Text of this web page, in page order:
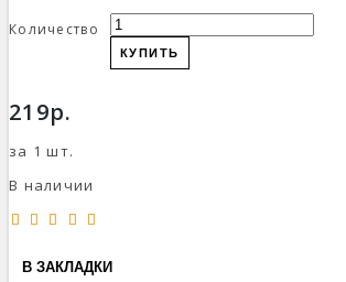
Количество
КУПИТЬ
219р.
за 1 шт.
В наличии
В ЗАКЛАДКИ